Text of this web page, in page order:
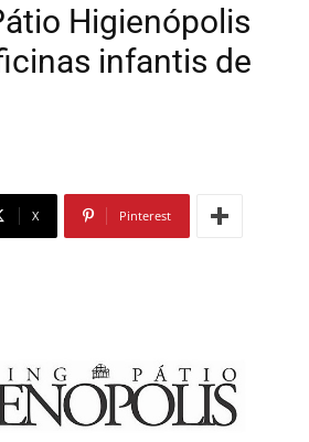
Higienópolis
infantis de
X Pinterest